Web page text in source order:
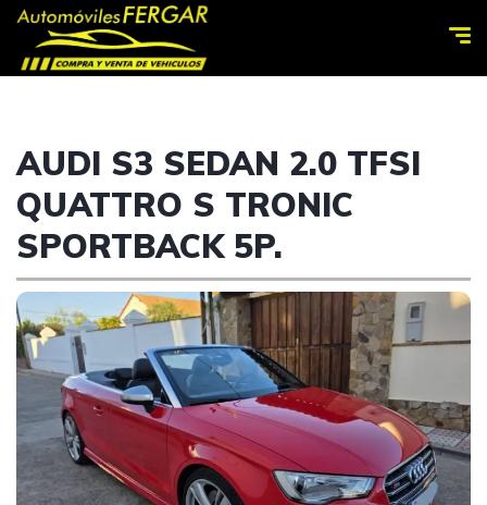
AUDI S3 SEDAN 2.0 TFSI
QUATTRO S TRONIC
SPORTBACK 5P.